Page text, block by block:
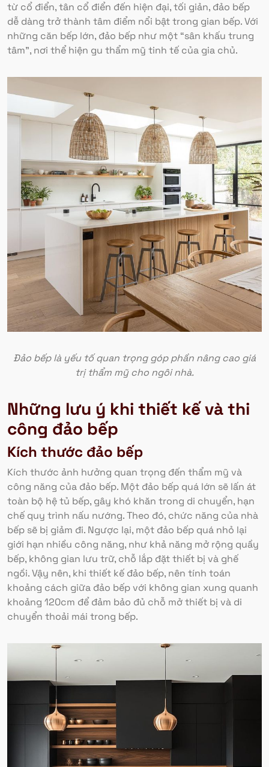
từ cổ điển, tân cổ điển đến hiện đại, tối giản, đảo bếp
dễ dàng trở thành tâm điểm nổi bật trong gian bếp. Với
những căn bếp lớn, đảo bếp như một “sân khấu trung
tâm”, nơi thể hiện gu thẩm mỹ tinh tế của gia chủ.
Đảo bếp là yếu tố quan trọng góp phần nâng cao giá
trị thẩm mỹ cho ngôi nhà.
Những lưu ý khi thiết kế và thi
công đảo bếp
Kích thước đảo bếp
Kích thước ảnh hưởng quan trọng đến thẩm mỹ và
công năng của đảo bếp. Một đảo bếp quá lớn sẽ lấn át
toàn bộ hệ tủ bếp, gây khó khăn trong di chuyển, hạn
chế quy trình nấu nướng. Theo đó, chức năng của nhà
bếp sẽ bị giảm đi. Ngược lại, một đảo bếp quá nhỏ lại
giới hạn nhiều công năng, như khả năng mở rộng quầy
bếp, không gian lưu trữ, chỗ lắp đặt thiết bị và ghế
ngồi. Vậy nên, khi thiết kế đảo bếp, nên tính toán
khoảng cách giữa đảo bếp với không gian xung quanh
khoảng 120cm để đảm bảo đủ chỗ mở thiết bị và di
chuyển thoải mái trong bếp.